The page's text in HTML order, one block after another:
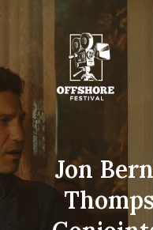
Jon